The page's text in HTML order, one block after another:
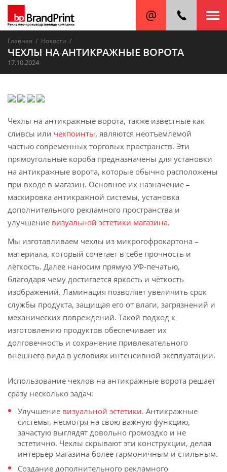
Главная / Новости /
ЧЕХЛЫ НА АНТИКРАЖНЫЕ ВОРОТА
17.10.2024
Чехлы на антикражные ворота, также известные как
сливсы или чекпоинты, являются неотъемлемой
частью современных торговых пространств. Эти
прямоугольные короба предназначены для установки
на антикражные ворота, которые обычно расположены
при входе в магазин. Основное их назначение –
маскировка антикражной системы, установка
дополнительного рекламного пространства и
улучшение визуальной эстетики магазина.
Мы изготавливаем чехлы из микрогофрокартона –
материала, который сочетает в себе прочность и
лёгкость. Далее наносим прямую УФ-печатью,
благодаря чему достигается яркость и чёткость
изображений. Ламинация позволяет увеличить срок
службы продукта, защищая его от влаги, загрязнений и
механических повреждений. Такой подход к
изготовлению продуктов обеспечивает их
долговечность и сохранение привлекательного
внешнего вида в условиях интенсивной эксплуатации.
Использование чехлов на антикражные ворота решает
сразу несколько задач:
Улучшение визуальной эстетики. Антикражные
системы, несмотря на свою важную функцию,
зачастую выглядят довольно громоздко и не
эстетично. Чехлы скрывают эти конструкции, делая
интерьер магазина более гармоничным и стильным.
Создание дополнительного рекламного